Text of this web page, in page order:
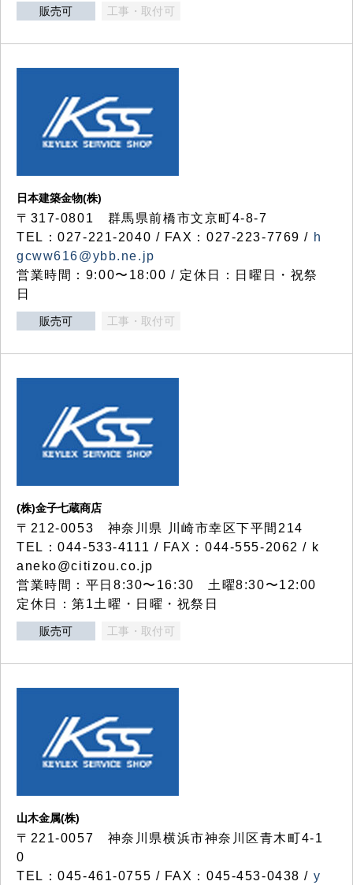
販売可 工事・取付可
日本建築金物(株)
〒317‐0801 群馬県前橋市文京町4-8-7
TEL：027-221-2040 / FAX：027-223-7769 / h
gcww616@ybb.ne.jp
営業時間：9:00〜18:00 / 定休日：日曜日・祝祭
日
販売可 工事・取付可
(株)金子七蔵商店
〒212-0053 神奈川県 川崎市幸区下平間214
TEL：044-533-4111 / FAX：044-555-2062 / k
aneko@citizou.co.jp
営業時間：平日8:30〜16:30 土曜8:30〜12:00
定休日：第1土曜・日曜・祝祭日
販売可 工事・取付可
山木金属(株)
〒221-0057 神奈川県横浜市神奈川区青木町4-1
0
TEL：045-461-0755 / FAX：045-453-0438 / y